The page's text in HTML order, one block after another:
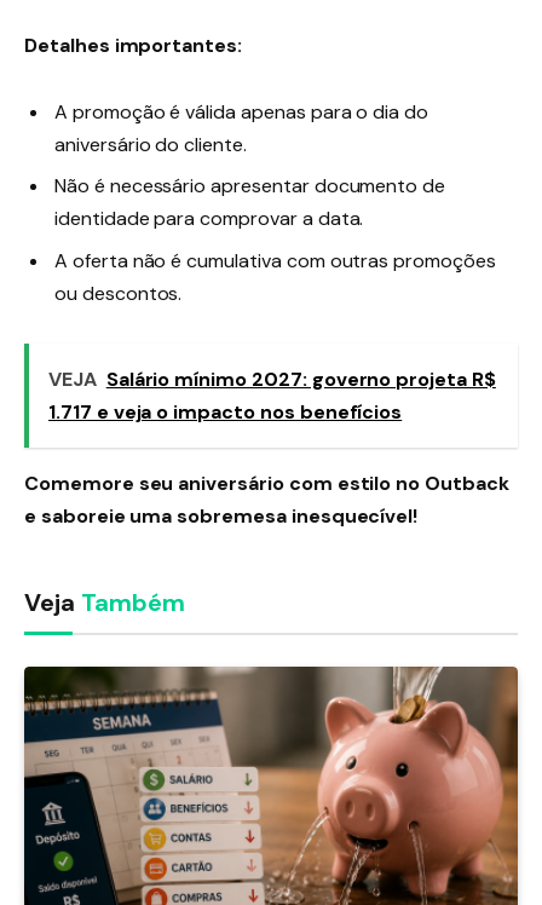
Detalhes importantes:
A promoção é válida apenas para o dia do
aniversário do cliente.
Não é necessário apresentar documento de
identidade para comprovar a data.
A oferta não é cumulativa com outras promoções
ou descontos.
VEJA Salário mínimo 2027: governo projeta R$
1.717 e veja o impacto nos benefícios
Comemore seu aniversário com estilo no Outback
e saboreie uma sobremesa inesquecível!
Veja Também